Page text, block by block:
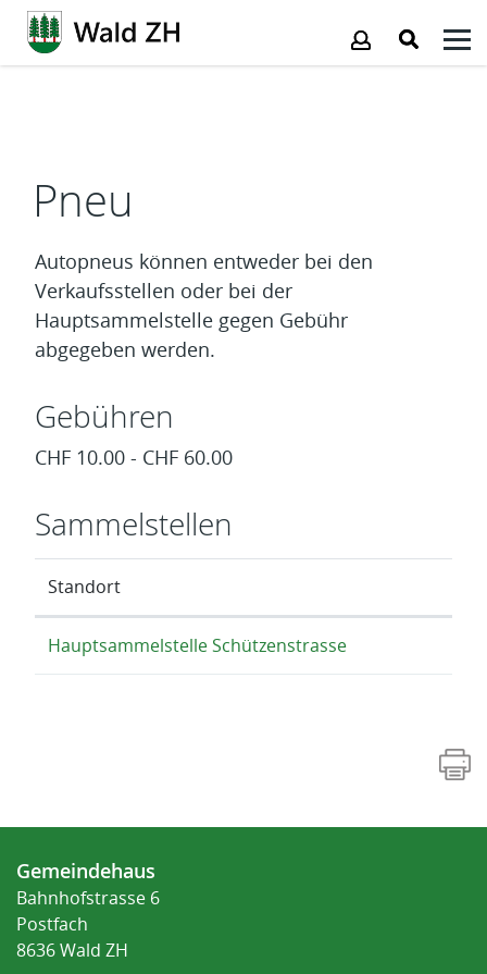
Kopfzeile
Inhalt
Pneu
Autopneus können entweder bei den
Verkaufsstellen oder bei der
Hauptsammelstelle gegen Gebühr
abgegeben werden.
Gebühren
CHF 10.00 - CHF 60.00
Sammelstellen
Standort
Hauptsammelstelle Schützenstrasse
Fusszeile
Gemeindehaus
Bahnhofstrasse 6
Postfach
8636 Wald ZH